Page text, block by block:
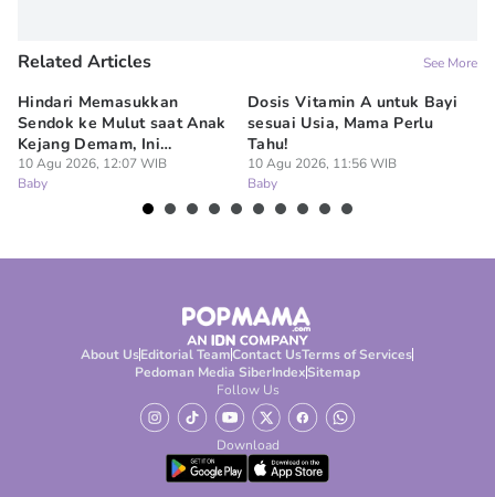
Related Articles See More
Hindari Memasukkan
Sendok ke Mulut saat Anak
Kejang Demam, Ini
Bahayanya
10 Agu 2026, 12:07 WIB
Baby
Dosis Vitamin A untuk Bayi
sesuai Usia, Mama Perlu
Tahu!
10 Agu 2026, 11:56 WIB
Baby
About UsEditorial TeamContact UsTerms of Services
Pedoman Media SiberIndexSitemap
Follow Us
Download